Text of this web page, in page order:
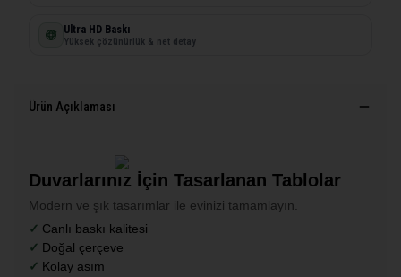
Ultra HD Baskı
Yüksek çözünürlük & net detay
Ürün Açıklaması
Duvarlarınız İçin Tasarlanan Tablolar
Modern ve şık tasarımlar ile evinizi tamamlayın.
Canlı baskı kalitesi
Doğal çerçeve
Kolay asım